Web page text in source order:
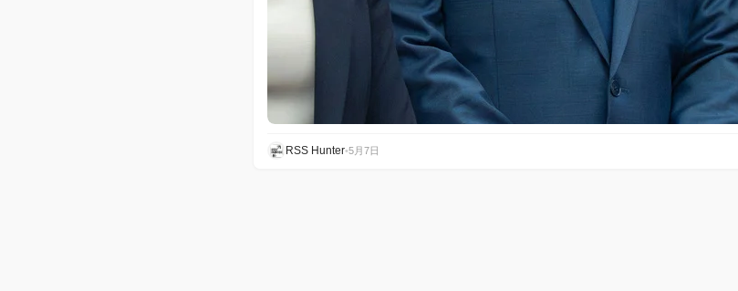
RSS Hunter•5月7日